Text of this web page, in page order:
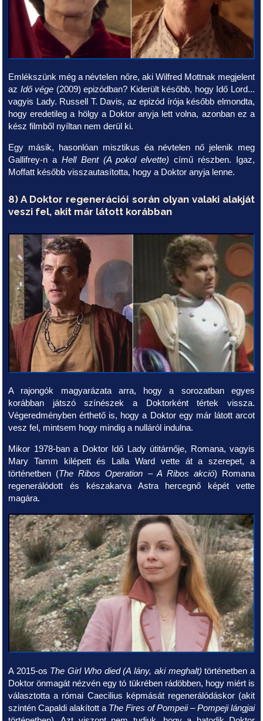
Emlékszünk még a névtelen nőre, aki Wilfred Mottnak megjelent
az Idő vége (2009) epizódban? Kiderült később, hogy Idő Lord...
vagyis Lady. Russell T. Davis, az epizód írója később elmondta,
hogy eredetileg a hölgy a Doktor anyja lett volna, azonban ez a
kész filmből nyíltan nem derül ki.
Egy másik, hasonlóan misztikus éa névtelen nő jelenik meg
Gallifrey-n a Hell Bent (A pokol elvette) című részben. Igaz,
Moffatt később visszautasította, hogy a Doktor anyja lenne.
8) A Doktor regenerációi során olyan valaki alakját
veszi fel, akit már látott korábban
A rajongók magyarázata arra, hogy a sorozatban egyes
korábban játszó színészek a Doktorként tértek vissza.
Végeredményben érthető is, hogy a Doktor egy már látott arcot
vesz fel, mintsem hogy mindig a nulláról indulna.
Mikor 1978-ban a Doktor Idő Lady útitárnője, Romana, vagyis
Mary Tamm kilépett és Lalla Ward vette át a szerepet, a
történetben (The Ribos Operation – A Ribos akció) Romana
regenerálódott és készakarva Astra hercegnő képét vette
magára.
A 2015-os The Girl Who died (A lány, aki meghalt) történetben a
Doktor önmagát nézvén egy tó tükrében rádöbben, hogy miért is
választotta a római Caecilius képmását regenerálódáskor (akit
szintén Capaldi alakított a The Fires of Pompeii – Pompeji lángjai